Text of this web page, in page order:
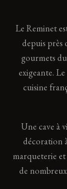
Le Reminet
depuis près
gourmets
exigeante.
cuisine
Une cave à
décoration
marqueterie
de